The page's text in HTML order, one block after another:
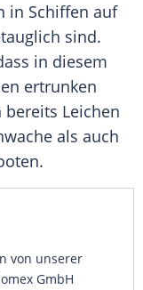
in Schiffen auf
sind.
in diesem
ertrunken
Leichen
als auch
von unserer
GmbH